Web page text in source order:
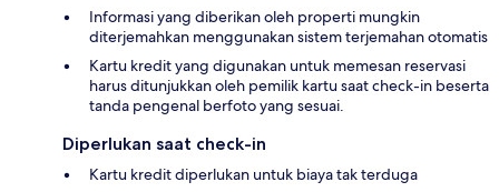
Informasi yang diberikan oleh properti mungkin
diterjemahkan menggunakan sistem terjemahan otomatis
Kartu kredit yang digunakan untuk memesan reservasi
harus ditunjukkan oleh pemilik kartu saat check-in beserta
tanda pengenal berfoto yang sesuai.
Diperlukan saat check-in
Kartu kredit diperlukan untuk biaya tak terduga